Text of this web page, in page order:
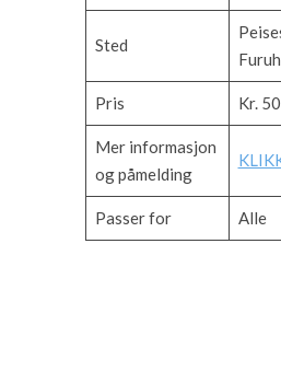
Sted
Pris Kr.
Mer informasjon
og påmelding
Passer for Alle